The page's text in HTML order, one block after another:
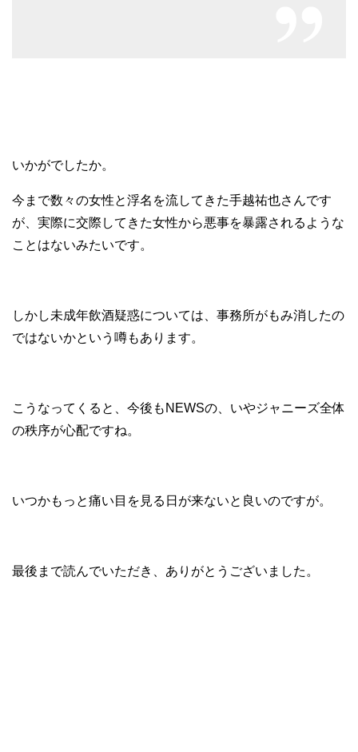
いかがでしたか。
今まで数々の女性と浮名を流してきた手越祐也さんです
が、実際に交際してきた女性から悪事を暴露されるような
ことはないみたいです。
しかし未成年飲酒疑惑については、事務所がもみ消したの
ではないかという噂もあります。
こうなってくると、今後もNEWSの、いやジャニーズ全体
の秩序が心配ですね。
いつかもっと痛い目を見る日が来ないと良いのですが。
最後まで読んでいただき、ありがとうございました。